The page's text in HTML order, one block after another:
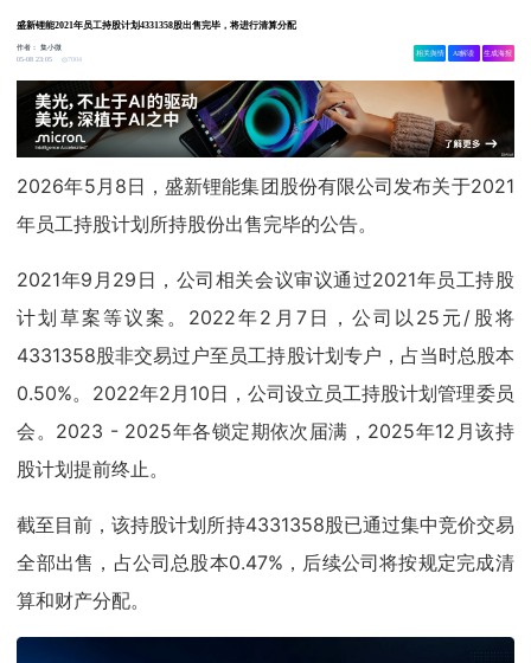
盛新锂能2021年员工持股计划4331358股出售完毕，将进行清算分配
作者：集小微
05-08 23:05
7004
相关舆情 AI解读 生成海报
2026年5月8日，盛新锂能集团股份有限公司发布关于2021
年员工持股计划所持股份出售完毕的公告。
2021年9月29日，公司相关会议审议通过2021年员工持股
计划草案等议案。2022年2月7日，公司以25元/股将
4331358股非交易过户至员工持股计划专户，占当时总股本
0.50%。2022年2月10日，公司设立员工持股计划管理委员
会。2023 - 2025年各锁定期依次届满，2025年12月该持
股计划提前终止。
截至目前，该持股计划所持4331358股已通过集中竞价交易
全部出售，占公司总股本0.47%，后续公司将按规定完成清
算和财产分配。